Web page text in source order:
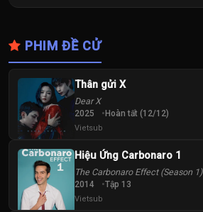
PHIM ĐỀ CỬ
Thân gửi X
Dear X
2025 Hoàn tất (12/12)
Vietsub
Hiệu Ứng Carbonaro 1
The Carbonaro Effect (Season 1)
2014 Tập 13
Vietsub